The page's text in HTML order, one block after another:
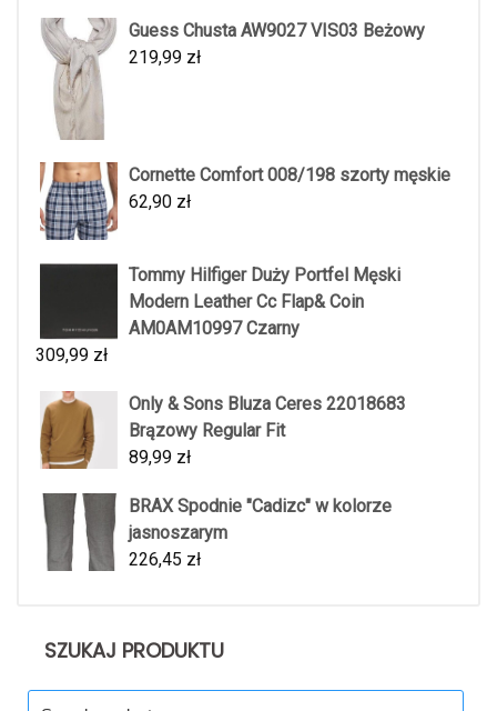
Guess Chusta AW9027 VIS03 Beżowy
219,99 zł
Cornette Comfort 008/198 szorty męskie
62,90 zł
Tommy Hilfiger Duży Portfel Męski
Modern Leather Cc Flap& Coin
AM0AM10997 Czarny
309,99 zł
Only & Sons Bluza Ceres 22018683
Brązowy Regular Fit
89,99 zł
BRAX Spodnie "Cadizc" w kolorze
jasnoszarym
226,45 zł
SZUKAJ PRODUKTU